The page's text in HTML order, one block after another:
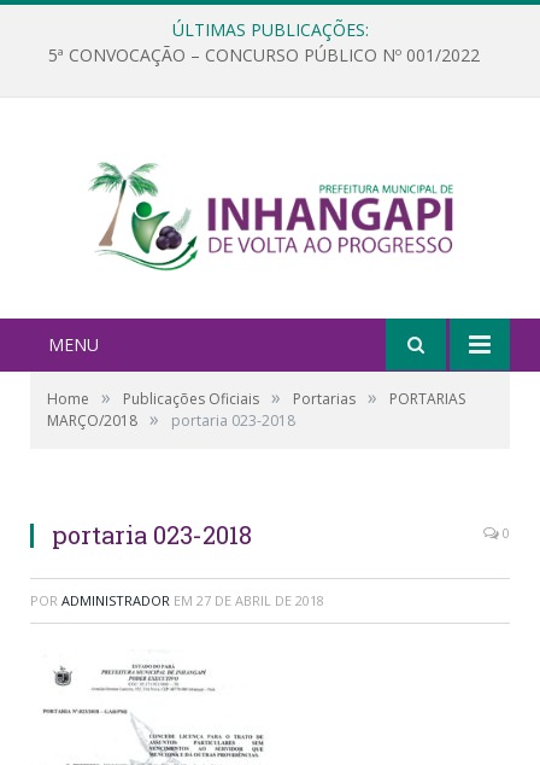
ÚLTIMAS PUBLICAÇÕES:
5ª CONVOCAÇÃO – CONCURSO PÚBLICO Nº 001/2022
MENU
Home » Publicações Oficiais » Portarias »
PORTARIAS
MARÇO/2018 » portaria 023-2018
portaria 023-2018 0
POR ADMINISTRADOR EM 27 DE ABRIL DE 2018